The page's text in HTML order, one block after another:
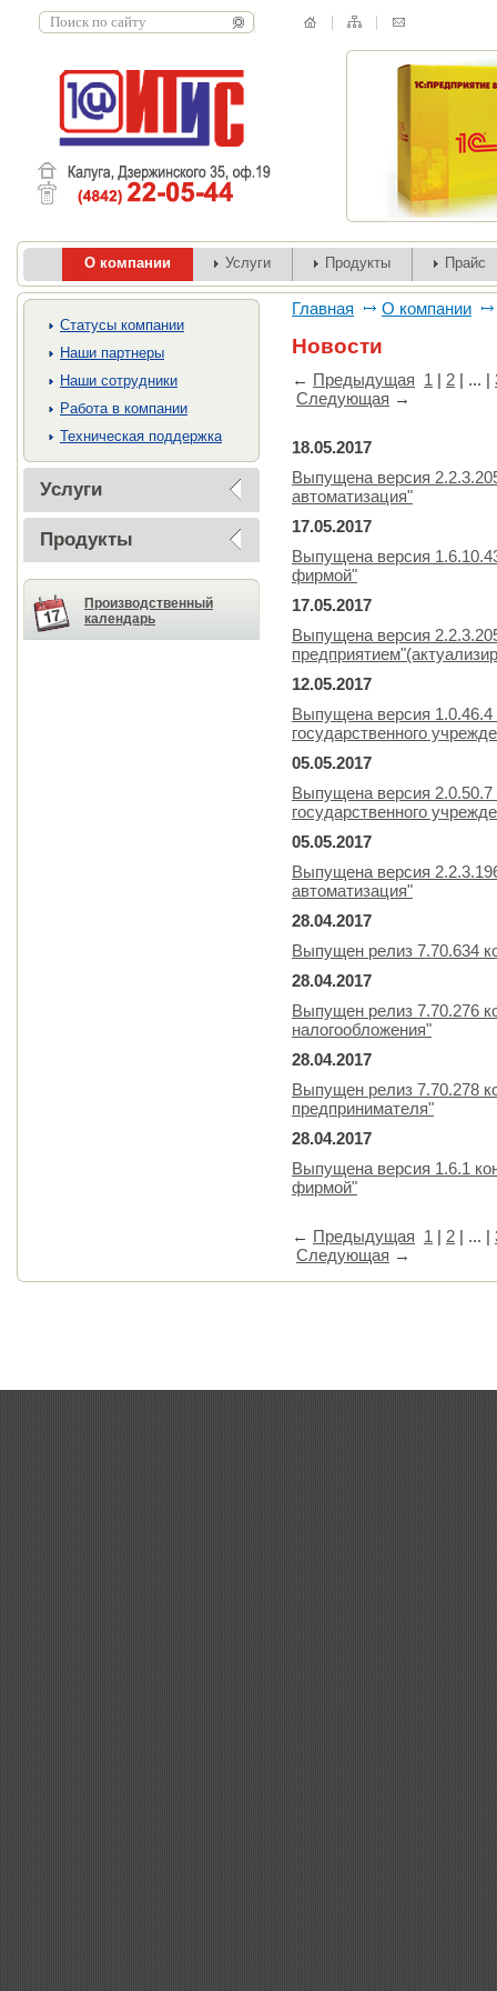
О компании Услуги Продукты Прайс
Cтатусы компании
Наши партнеры
Наши сотрудники
Работа в компании
Техническая поддержка
Услуги
Продукты
Производственный
календарь
Главная О компании
Новости
← Предыдущая 1 | 2 | ... |
Следующая →
18.05.2017
Выпущена версия
автоматизация"
17.05.2017
Выпущена версия
фирмой"
17.05.2017
Выпущена версия
12.05.2017
Выпущена версия 1.0.46.4
государственного
05.05.2017
Выпущена версия 2.0.50.7
государственного
05.05.2017
Выпущена версия
автоматизация"
28.04.2017
Выпущен релиз 7.70.634
28.04.2017
Выпущен релиз 7.70.276
налогообложения"
28.04.2017
Выпущен релиз 7.70.278
предпринимателя"
28.04.2017
Выпущена версия 1.6.1
фирмой"
← Предыдущая 1 | 2 | ... |
Следующая →